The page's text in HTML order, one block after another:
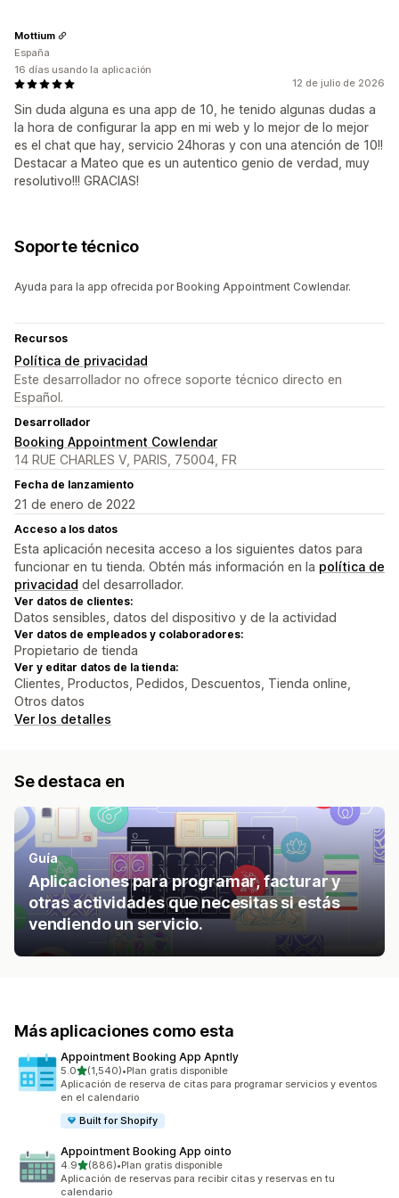
12 de julio de 2026
Sin duda alguna es una app de 10, he tenido algunas dudas a
la hora de configurar la app en mi web y lo mejor de lo mejor
es el chat que hay, servicio 24horas y con una atención de 10!!
Destacar a Mateo que es un autentico genio de verdad, muy
resolutivo!!! GRACIAS!
Mottium
España
16 días usando la aplicación
Soporte técnico
Ayuda para la app ofrecida por Booking Appointment Cowlendar.
Recursos
Política de privacidad
Este desarrollador no ofrece soporte técnico directo en
Español.
Desarrollador
Booking Appointment Cowlendar
14 RUE CHARLES V, PARIS, 75004, FR
Fecha de lanzamiento
21 de enero de 2022
Acceso a los datos
Esta aplicación necesita acceso a los siguientes datos para
funcionar en tu tienda. Obtén más información en la política de
privacidad del desarrollador.
Ver datos de clientes:
Datos sensibles, datos del dispositivo y de la actividad
Ver datos de empleados y colaboradores:
Propietario de tienda
Ver y editar datos de la tienda:
Clientes, Productos, Pedidos, Descuentos, Tienda online,
Otros datos
Ver los detalles
Se destaca en
Guía
Aplicaciones para programar, facturar y
otras actividades que necesitas si estás
vendiendo un servicio.
Más aplicaciones como esta
Appointment Booking App Apntly
5.0de 5 estrellas
(1,540)
1540 reseñas en total
•Plan gratis disponible
Aplicación de reserva de citas para programar servicios y eventos
en el calendario
Built for Shopify
Appointment Booking App ointo
4.9de 5 estrellas
(886)
886 reseñas en total
•Plan gratis disponible
Aplicación de reservas para recibir citas y reservas en tu
calendario